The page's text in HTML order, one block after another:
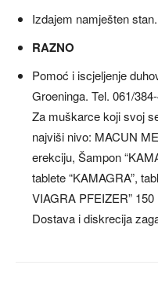
Izdajem namješten
RAZNO
Pomoć i iscjeljenje
Groeninga. Tel. 061/
Za muškarce koji svoj
najviši nivo: MACUN
erekciju, Šampon
tablete “KAMAGRA”,
VIAGRA PFEIZER”
Dostava i diskrecija